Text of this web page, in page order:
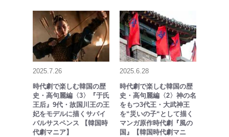
2025.7.26
時代劇で楽しむ韓国の歴
史・高句麗編〈3〉『于氏
王后』9代・故国川王の王
妃をモデルに描くサバイ
バルサスペンス 【韓国時
代劇マニア】
2025.6.28
時代劇で楽しむ韓国の歴
史・高句麗編〈2〉神の名
をもつ3代王・大武神王
を“災いの子“として描く
マンガ原作時代劇『風の
国』【韓国時代劇マニ